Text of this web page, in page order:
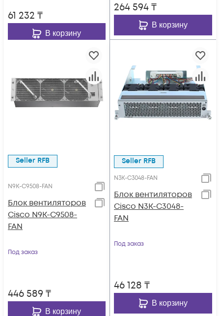
61 232 ₸
В корзину
264 594₸
В корзину
Seller RFB
N9K-C9508-FAN
Блок вентиляторов
Cisco N9K-C9508-
FAN
Под заказ
446 589 ₸
В корзину
Seller RFB
N3K-C3048-FAN
Блок вентиляторов
Cisco N3K-C3048-
FAN
Под заказ
46 128 ₸
В корзину